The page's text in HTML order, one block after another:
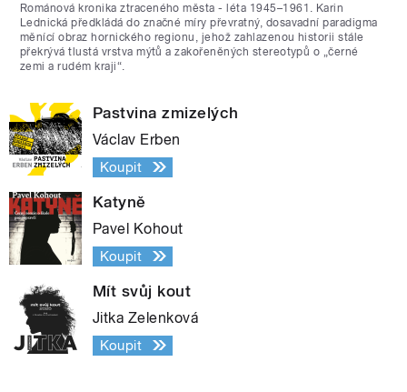
Románová kronika ztraceného města - léta 1945–1961. Karin
Lednická předkládá do značné míry převratný, dosavadní paradigma
měnící obraz hornického regionu, jehož zahlazenou historii stále
překrývá tlustá vrstva mýtů a zakořeněných stereotypů o „černé
zemi a rudém kraji“.
Pastvina zmizelých
Václav Erben
Koupit
Katyně
Pavel Kohout
Koupit
Mít svůj kout
Jitka Zelenková
Koupit